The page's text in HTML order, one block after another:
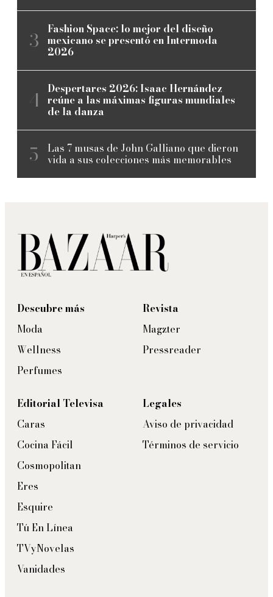
Fashion Space: lo mejor del diseño
mexicano se presentó en Intermoda
2026
Despertares 2026: Isaac Hernández
reúne a las máximas figuras mundiales
de la danza
Las 7 musas de John Galliano que dieron
vida a sus colecciones más memorables
Descubre más
Moda
Wellness
Perfumes
Revista
Magzter
Pressreader
Editorial Televisa
Caras
Cocina Fácil
Cosmopolitan
Eres
Esquire
Tú En Línea
TVyNovelas
Vanidades
Legales
Aviso de privacidad
Términos de servicio